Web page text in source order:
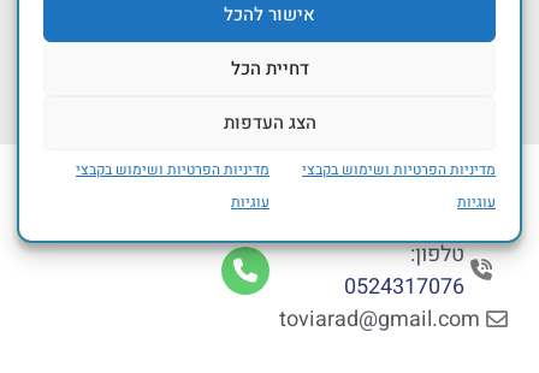
אישור להכל
דחיית הכל
הצג העדפות
מדיניות הפרטיות ושימוש בקבצי
עוגיות
מדיניות הפרטיות ושימוש בקבצי
עוגיות
פרטים ליצירת קשר
טלפון:
0524317076
toviarad@gmail.com